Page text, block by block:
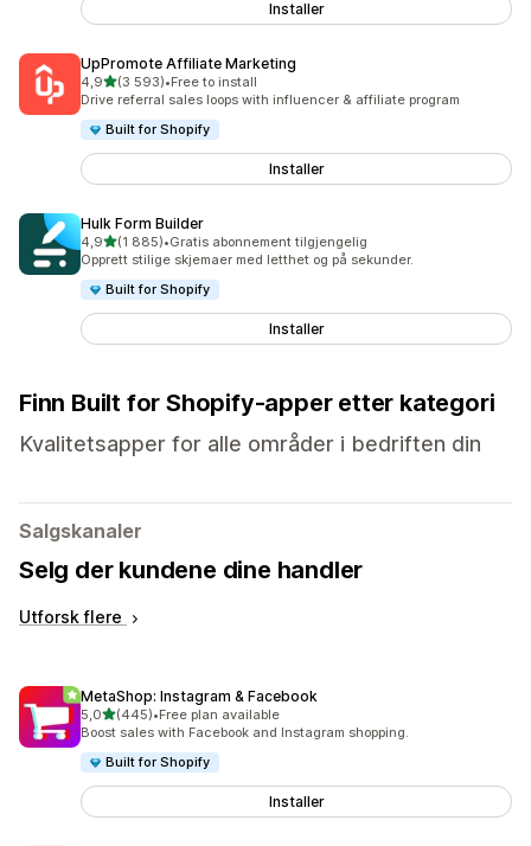
Installer
UpPromote Affiliate Marketing
4,9av 5 stjerner
(3 593)
Totalt 3593 omtaler
•Free to install
Drive referral sales loops with influencer & affiliate program
Built for Shopify
Installer
Hulk Form Builder
4,9av 5 stjerner
(1 885)
Totalt 1885 omtaler
•Gratis abonnement tilgjengelig
Opprett stilige skjemaer med letthet og på sekunder.
Built for Shopify
Installer
Finn Built for Shopify-apper etter kategori
Kvalitetsapper for alle områder i bedriften din
Salgskanaler
Selg der kundene dine handler
Utforsk flere
MetaShop: Instagram & Facebook
5,0av 5 stjerner
(445)
Totalt 445 omtaler
•Free plan available
Boost sales with Facebook and Instagram shopping.
Built for Shopify
Installer